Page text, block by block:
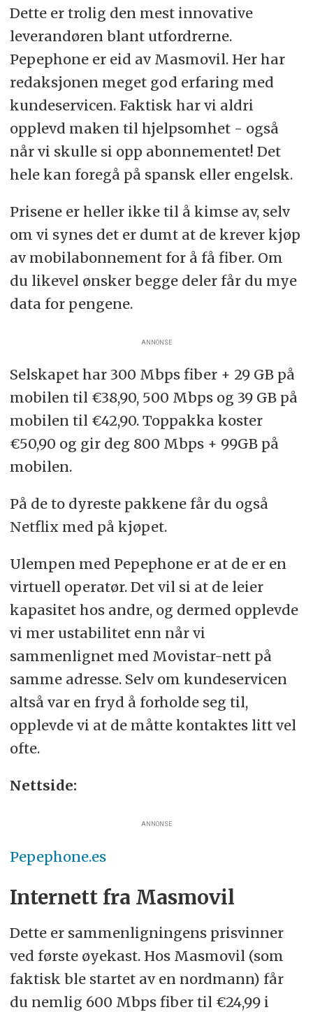
Dette er trolig den mest innovative
leverandøren blant utfordrerne.
Pepephone er eid av Masmovil. Her har
redaksjonen meget god erfaring med
kundeservicen. Faktisk har vi aldri
opplevd maken til hjelpsomhet - også
når vi skulle si opp abonnementet! Det
hele kan foregå på spansk eller engelsk.
Prisene er heller ikke til å kimse av, selv
om vi synes det er dumt at de krever kjøp
av mobilabonnement for å få fiber. Om
du likevel ønsker begge deler får du mye
data for pengene.
ANNONSE
Selskapet har 300 Mbps fiber + 29 GB på
mobilen til €38,90, 500 Mbps og 39 GB på
mobilen til €42,90. Toppakka koster
€50,90 og gir deg 800 Mbps + 99GB på
mobilen.
På de to dyreste pakkene får du også
Netflix med på kjøpet.
Ulempen med Pepephone er at de er en
virtuell operatør. Det vil si at de leier
kapasitet hos andre, og dermed opplevde
vi mer ustabilitet enn når vi
sammenlignet med Movistar-nett på
samme adresse. Selv om kundeservicen
altså var en fryd å forholde seg til,
opplevde vi at de måtte kontaktes litt vel
ofte.
Nettside:
ANNONSE
Pepephone.es
Internett fra Masmovil
Dette er sammenligningens prisvinner
ved første øyekast. Hos Masmovil (som
faktisk ble startet av en nordmann) får
du nemlig 600 Mbps fiber til €24,99 i